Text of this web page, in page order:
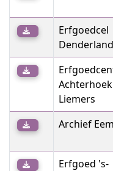
Erfgoedcel
Denderland
Liemers
Archief
Erfgoed 's-